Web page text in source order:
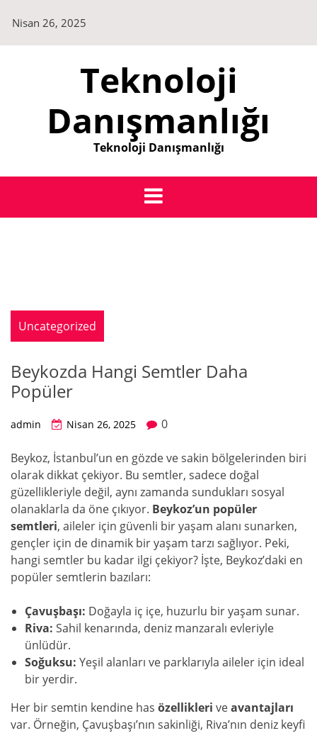
content
Nisan 26, 2025
Teknoloji
Danışmanlığı
Teknoloji Danışmanlığı
Uncategorized
Beykozda Hangi Semtler Daha
Popüler
admin Nisan 26, 2025 0
Beykoz, İstanbul’un en gözde ve sakin bölgelerinden biri
olarak dikkat çekiyor. Bu semtler, sadece doğal
güzellikleriyle değil, aynı zamanda sundukları sosyal
olanaklarla da öne çıkıyor. Beykoz’un popüler
semtleri, aileler için güvenli bir yaşam alanı sunarken,
gençler için de dinamik bir yaşam tarzı sağlıyor. Peki,
hangi semtler bu kadar ilgi çekiyor? İşte, Beykoz’daki en
popüler semtlerin bazıları:
Çavuşbaşı: Doğayla iç içe, huzurlu bir yaşam sunar.
Riva: Sahil kenarında, deniz manzaralı evleriyle
ünlüdür.
Soğuksu: Yeşil alanları ve parklarıyla aileler için ideal
bir yerdir.
Her bir semtin kendine has özellikleri veavantajları
var. Örneğin, Çavuşbaşı’nın sakinliği, Riva’nın deniz keyfi